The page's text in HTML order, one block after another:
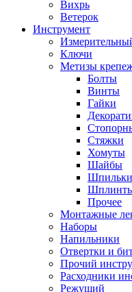
Вихрь
Ветерок
Инструмент
Ключи
Метизы
Болты
Винты
Гайки
Стяжки
Хомуты
Шайбы
Шпильки
Прочее
Монтажные
Наборы
Напильники
Отвертки и
Прочий
Расходники
Режущий